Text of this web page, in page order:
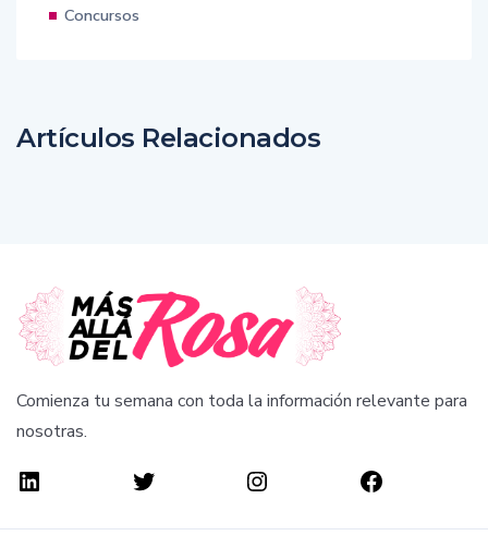
Concursos
Artículos Relacionados
Comienza tu semana con toda la información relevante para
nosotras.